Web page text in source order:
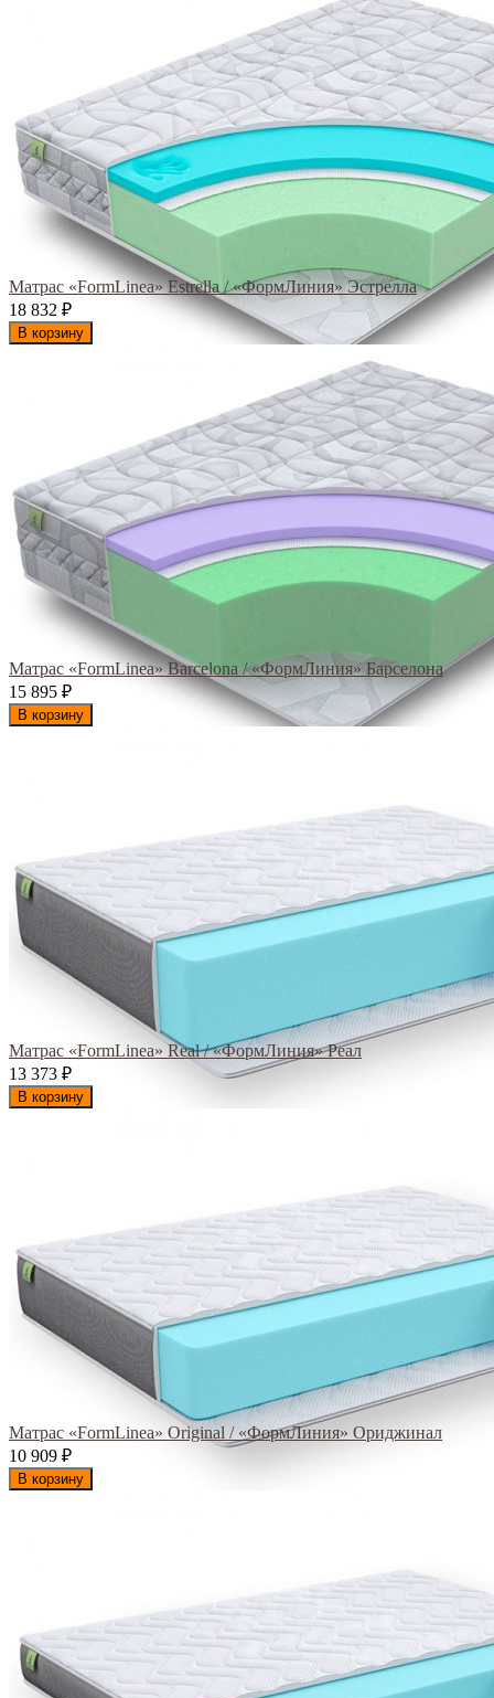
Матрас «FormLinea» Estrella / «ФормЛиния» Эстрелла
18 832 ₽
В корзину
Матрас «FormLinea» Barcelona / «ФормЛиния» Барселона
15 895 ₽
В корзину
Матрас «FormLinea» Real / «ФормЛиния» Реал
13 373 ₽
В корзину
Матрас «FormLinea» Original / «ФормЛиния» Ориджинал
10 909 ₽
В корзину